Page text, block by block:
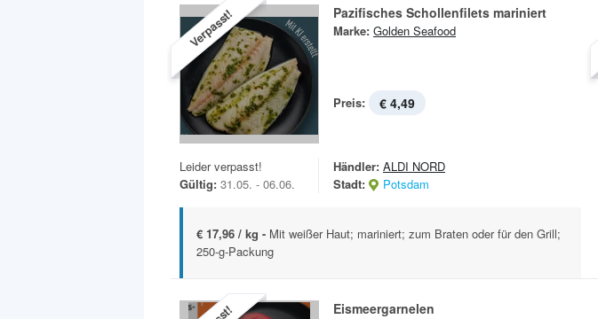
Verpasst! Pazifisches Schollenfilets mariniert
Marke: Golden Seafood
Preis: € 4,49
Leider verpasst!
Gültig: 31.05. - 06.06.
Händler: ALDI NORD
Stadt:
Potsdam
€ 17,96 / kg - Mit weißer Haut; mariniert; zum Braten oder für den Grill;
250-g-Packung
Eismeer­garnelen